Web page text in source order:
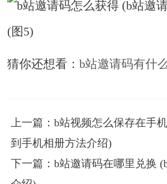
猜你还想看：b站邀请码有什
上一篇：b站视频怎么保存在手
到手机相册方法介绍)
下一篇：b站邀请码在哪里兑换